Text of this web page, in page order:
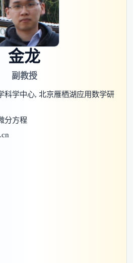
金龙
副教授
科学中心, 北京雁栖湖应用数学研
分方程